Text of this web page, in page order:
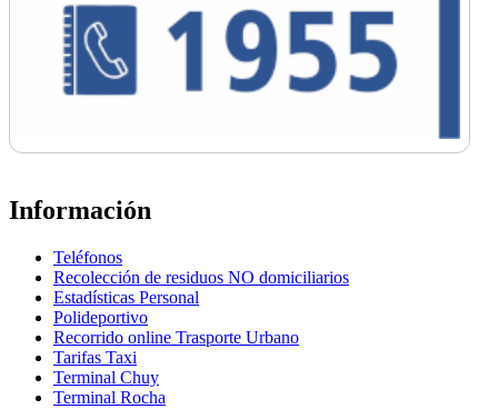
Información
Teléfonos
Recolección de residuos NO domiciliarios
Estadísticas Personal
Polideportivo
Recorrido online Trasporte Urbano
Tarifas Taxi
Terminal Chuy
Terminal Rocha